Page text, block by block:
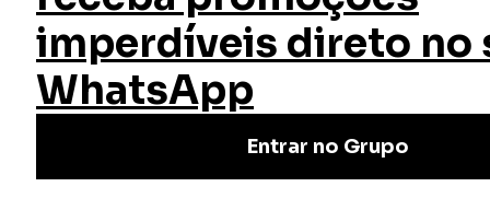
Curso Biotecnologia
Aprenda Biotecnologia grátis e online com a EW! Domine
os fundamentos, regulamentações e implicações éticas.
Inscreva-se já e impulsione sua carreira!